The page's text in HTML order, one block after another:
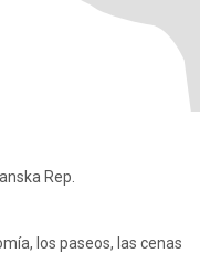
Rep.
los paseos, las cenas